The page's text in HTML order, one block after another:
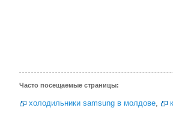
Часто посещаемые страницы:
холодильники samsung в молдове,